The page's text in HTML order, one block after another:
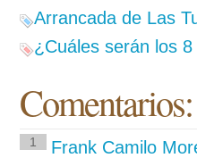
Arrancada de Las
¿Cuáles serán los
1 Frank Camilo